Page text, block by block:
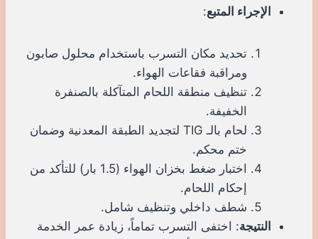
الإجراء المتبع:
تحديد مكان التسرب باستخدام محلول صابون
ومراقبة فقاعات الهواء.
تنظيف منطقة اللحام المتآكلة بالصنفرة
الخفيفة.
لحام بالـ TIG لتجديد الطبقة المعدنية وضمان
ختم محكم.
اختبار ضغط بخزان الهواء (1.5 بار) للتأكد من
إحكام اللحام.
شطف داخلي وتنظيف شامل.
النتيجة: اختفى التسرب تماماً، زيادة عمر الخدمة